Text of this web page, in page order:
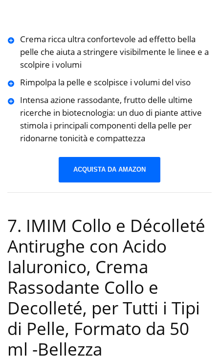
Crema ricca ultra confortevole ad effetto bella
pelle che aiuta a stringere visibilmente le linee e a
scolpire i volumi
Rimpolpa la pelle e scolpisce i volumi del viso
Intensa azione rassodante, frutto delle ultime
ricerche in biotecnologia: un duo di piante attive
stimola i principali componenti della pelle per
ridonarne tonicità e compattezza
ACQUISTA DA AMAZON
7. IMIM Collo e Décolleté
Antirughe con Acido
Ialuronico, Crema
Rassodante Collo e
Decolleté, per Tutti i Tipi
di Pelle, Formato da 50
ml -Bellezza